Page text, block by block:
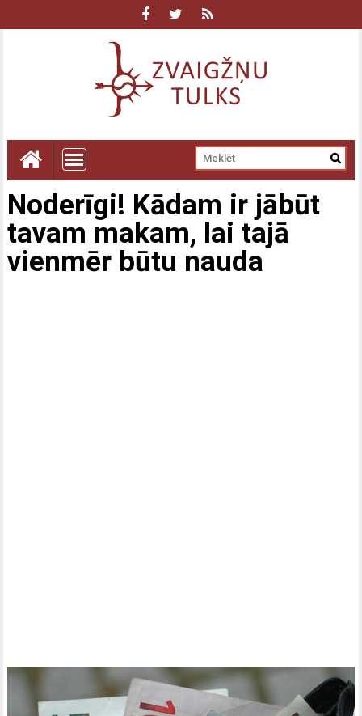
Noderīgi! Kādam ir jābūt
tavam makam, lai tajā
vienmēr būtu nauda